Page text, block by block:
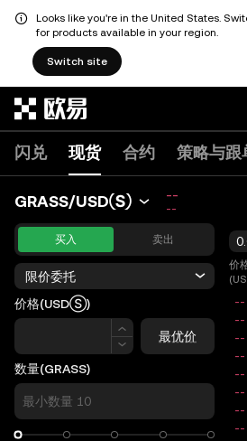
Looks like you're in the United States.
for products available in your region.
Switch site
闪兑 现货 合约 策略与跟
GRASS/USDⓈ --
--
买入 卖出
限价委托
价格(USDⓈ)
价格
最优价
数量(GRASS)
0%
价